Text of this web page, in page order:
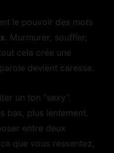
le pouvoir des mots
. Murmurer, souffler,
cela crée une
devient caresse.
un ton “sexy”.
bas, plus lentement.
entre deux
que vous ressentez,